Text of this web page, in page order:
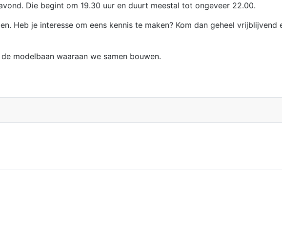
Die begint om 19.30 uur en duurt meestal tot ongeveer 22.00.
Heb je interesse om eens kennis te maken? Kom dan geheel
modelbaan waaraan we samen bouwen.